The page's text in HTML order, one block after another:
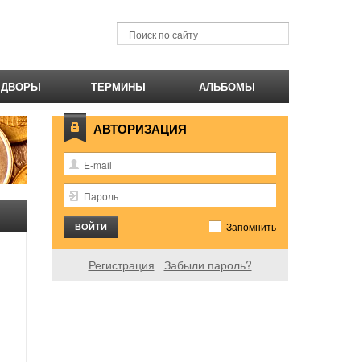
ДВОРЫ ТЕРМИНЫ АЛЬБОМЫ
АВТОРИЗАЦИЯ
Запомнить
Регистрация Забыли пароль?